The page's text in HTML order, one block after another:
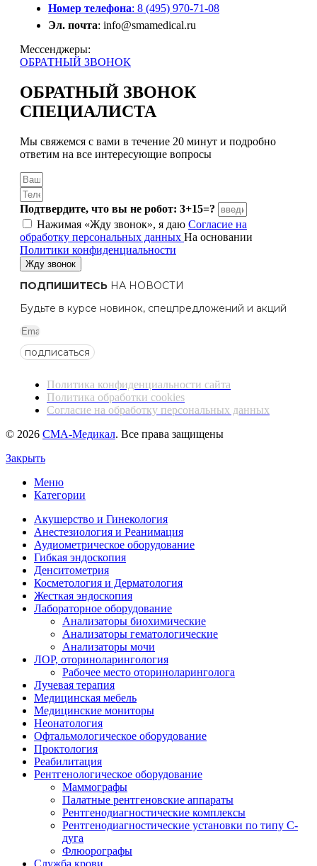
Номер телефона: 8 (495) 970-71-08
Эл. почта: info@smamedical.ru
Мессенджеры:
ОБРАТНЫЙ ЗВОНОК
ОБРАТНЫЙ ЗВОНОК
СПЕЦИАЛИСТА
Мы свяжемся с вами в течение 20 минут и подробно
ответим на все интересующие вопросы
Подтвердите, что вы не робот: 3+15=?
Нажимая «Жду звонок», я даю Согласие на
обработку персональных данных На основании
Политики конфиденциальности
Жду звонок
ПОДПИШИТЕСЬ НА НОВОСТИ
Будьте в курсе новинок, спецпредложений и акций
подписаться
Политика конфиденциальности сайта
Политика обработки cookies
Согласие на обработку персональных данных
© 2026 СМА-Медикал. Все права защищены
Закрыть
Меню
Категории
Акушерство и Гинекология
Анестезиология и Реанимация
Аудиометрическое оборудование
Гибкая эндоскопия
Денситометрия
Косметология и Дерматология
Жесткая эндоскопия
Лабораторное оборудование
Анализаторы биохимические
Анализаторы гематологические
Анализаторы мочи
ЛОР, оториноларингология
Рабочее место оториноларинголога
Лучевая терапия
Медицинская мебель
Медицинские мониторы
Неонатология
Офтальмологическое оборудование
Проктология
Реабилитация
Рентгенологическое оборудование
Маммографы
Палатные рентгеновские аппараты
Рентгенодиагностические комплексы
Рентгенодиагностические установки по типу С-
дуга
Флюорографы